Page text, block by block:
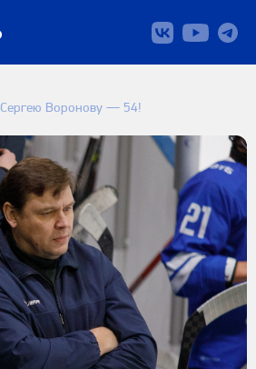
Сергею Воронову — 54!